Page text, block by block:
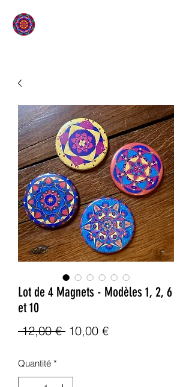
Lot de 4 Magnets - Modèles 1, 2, 6
et 10
12,00 € Prix
10,00 €Prix
Quantité *